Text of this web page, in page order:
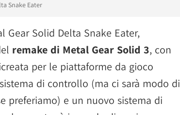
Snake Eater
Gear Solid Delta Snake Eater,
remake di Metal Gear Solid 3, con
per le piattaforme da gioco
di controllo (ma ci sarà modo di
preferiamo) e un nuovo sistema di